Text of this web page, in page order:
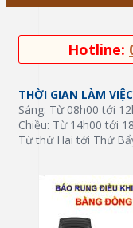
Hotline:
THỜI GIAN LÀM
Sáng: Từ 08h00 tới
Chiều: Từ 14h00 tới
Từ thứ Hai tới Thứ